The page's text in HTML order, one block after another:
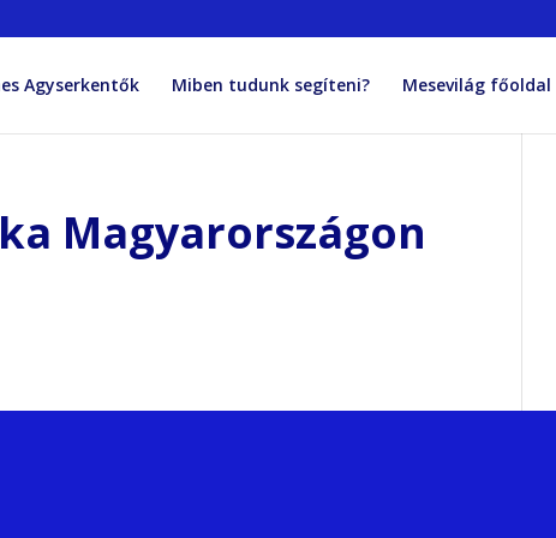
Agyserkentők Miben tudunk segíteni? Mesevilág főoldal
Magyarországon